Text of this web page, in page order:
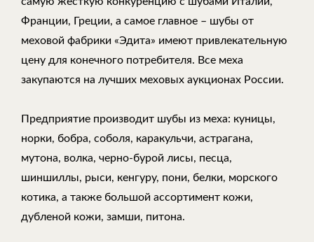
Франции, Греции, а самое главное – шубы от
меховой фабрики «Эдита» имеют привлекательную
цену для конечного потребителя. Все меха
закупаются на лучших меховых аукционах России.
Предприятие производит шубы из меха: куницы,
норки, бобра, соболя, каракульчи, астрагана,
мутона, волка, черно-бурой лисы, песца,
шиншиллы, рыси, кенгуру, пони, белки, морского
котика, а также большой ассортимент кожи,
дубленой кожи, замши, питона.